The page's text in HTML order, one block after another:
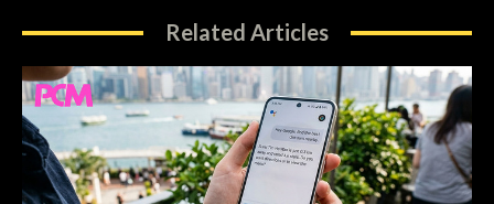
Related Articles